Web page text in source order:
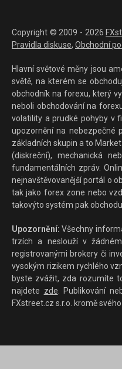
Copyright © 2009 - 2026
Pravidla diskuse, Obchodní
Hlavní světové měny jsou
světě, na kterém se
obchodník na forexu, který
neboli obchodování na
volatility a prudké pohyby v
upozornění na nebezpečné
základních skupin a to
(diskreční), mechanická
fundamentálních zpráv.
nejnavštěvovanější portál o
tak jako forex zone nebo
takovýto systém pak
Upozornění: Všechny
trzích a neslouží v
registrovanými brokery či
vysokým rizikem rychlého
byste zvážit, zda rozumíte
najdete zde. Publikování
FXstreet.cz s.r.o. kromě